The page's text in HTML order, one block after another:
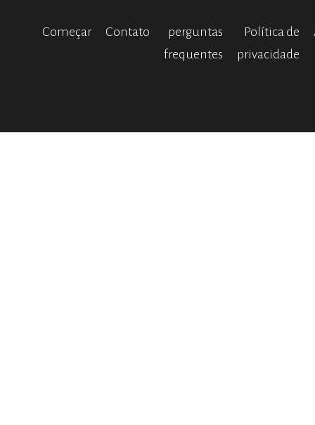
Começar Contato
perguntas
frequentes
Política de
privacidade